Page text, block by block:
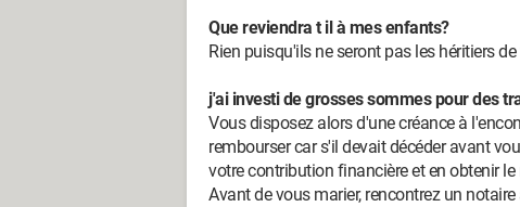
Que reviendra t il à mes enfants?
Rien puisqu'ils ne seront pas les héritiers
j'ai investi de grosses sommes pour des
Vous disposez alors d'une créance à
rembourser car s'il devait décéder avant
votre contribution financière et en obtenir
Avant de vous marier, rencontrez un